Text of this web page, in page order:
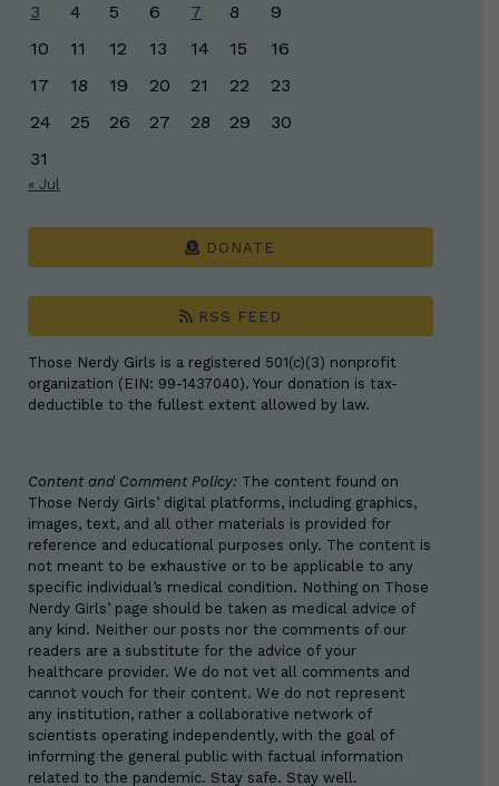
3
4 5 6 7 8
9
10
11 12 13 14 15
16
17
18 19 20 21 22
23
24
25 26 27 28 29
30
31
« Jul
DONATE
RSS FEED
Those Nerdy Girls is a registered 501(c)(3) nonprofit
organization (EIN: 99-1437040). Your donation is tax-
deductible to the fullest extent allowed by law.
Content and Comment Policy: The content found on
Those Nerdy Girls’ digital platforms, including graphics,
images, text, and all other materials is provided for
reference and educational purposes only. The content is
not meant to be exhaustive or to be applicable to any
specific individual’s medical condition. Nothing on Those
Nerdy Girls’ page should be taken as medical advice of
any kind. Neither our posts nor the comments of our
readers are a substitute for the advice of your
healthcare provider. We do not vet all comments and
cannot vouch for their content. We do not represent
any institution, rather a collaborative network of
scientists operating independently, with the goal of
informing the general public with factual information
related to the pandemic. Stay safe. Stay well.